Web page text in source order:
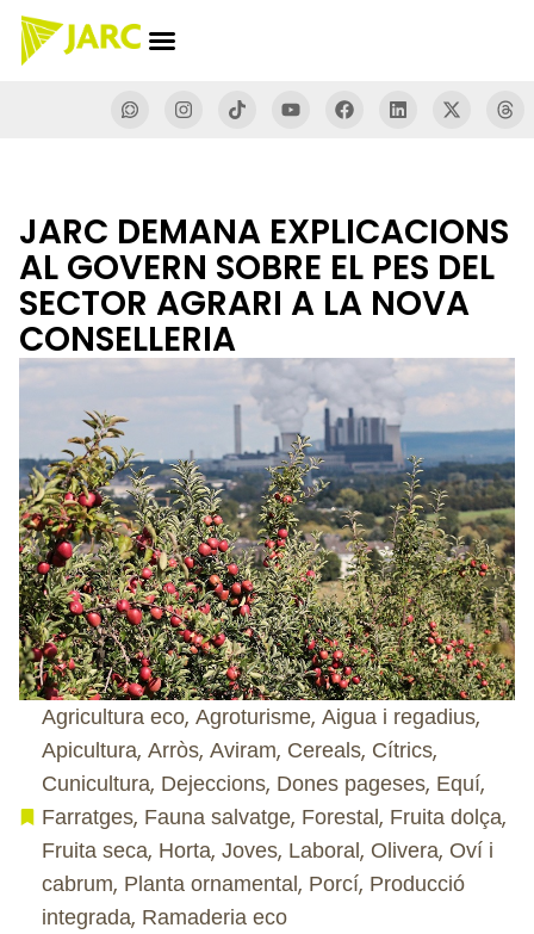
JARC DEMANA EXPLICACIONS
AL GOVERN SOBRE EL PES DEL
SECTOR AGRARI A LA NOVA
CONSELLERIA
Agricultura eco, Agroturisme, Aigua i regadius,
Apicultura, Arròs, Aviram, Cereals, Cítrics,
Cunicultura, Dejeccions, Dones pageses, Equí,
Farratges, Fauna salvatge, Forestal , Fruita dolça,
Fruita seca, Horta, Joves, Laboral , Olivera, Oví i
cabrum, Planta ornamental , Porcí, Producció
integrada, Ramaderia eco